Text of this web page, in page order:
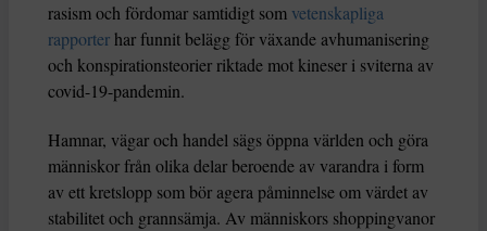
rasism och fördomar samtidigt som vetenskapliga
rapporterhar funnit belägg för växande avhumanisering
och konspirationsteorier riktade mot kineser i sviterna av
covid-19-pandemin.
Hamnar, vägar och handel sägs öppna världen och göra
människor från olika delar beroende av varandra i form
av ett kretslopp som bör agera påminnelse om värdet av
stabilitet och grannsämja. Av människors shoppingvanor